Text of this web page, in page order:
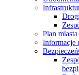
Plan miasta
Informacje